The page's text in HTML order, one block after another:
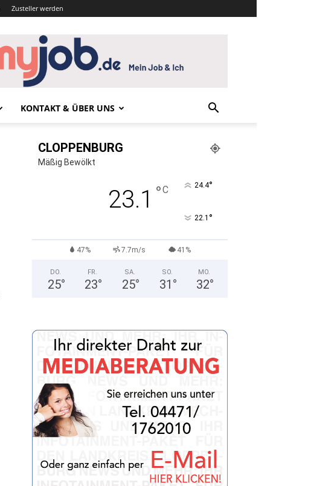
Zusteller werden
KONTAKT & ÜBER UNS
CLOPPENBURG
Mäßig Bewölkt
23.1 °C 24.4°
22.1 °
47% 7.7m/s 41%
DO.
25°
FR.
23°
SA.
25°
SO.
31 °
MO.
32°